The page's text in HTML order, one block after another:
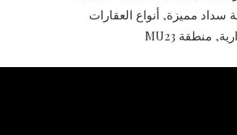
سداد مميزة, أنواع العقارات
, منطقة MU23